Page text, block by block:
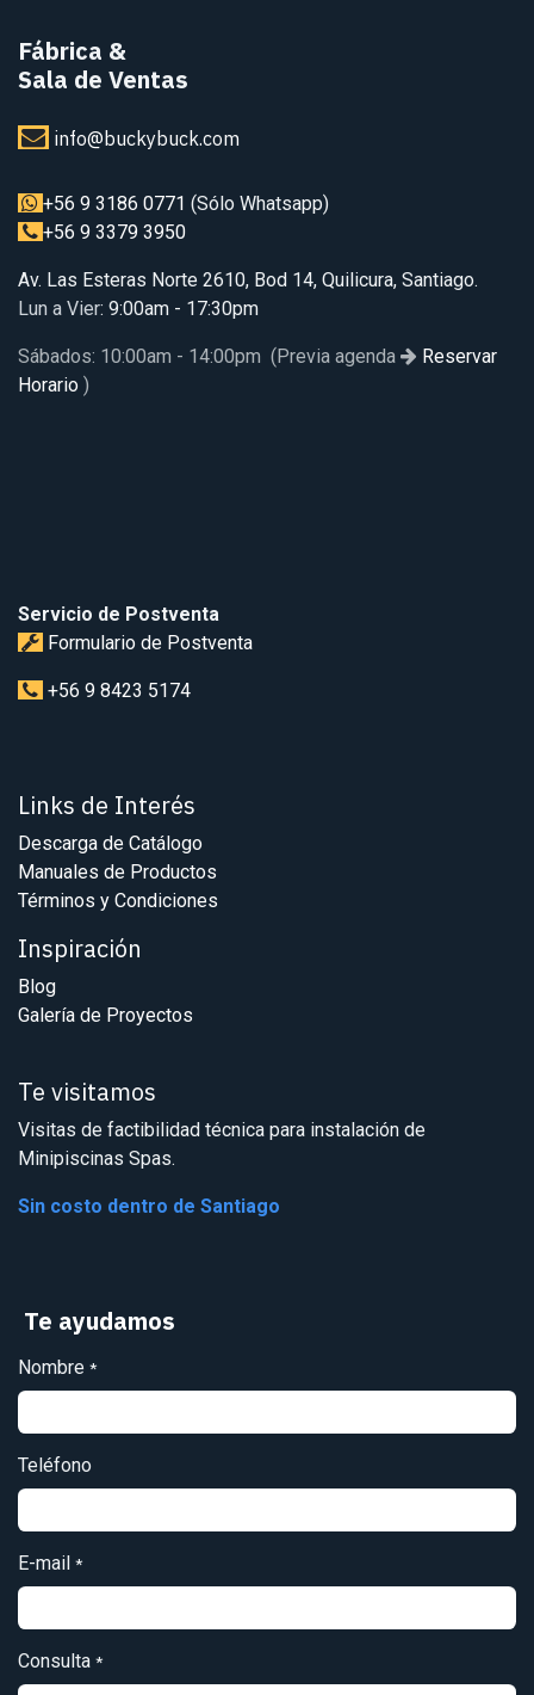
Fábrica &
Sala de Ventas
info@buckybuck.com
+56 9 3186 0771 (Sólo Whatsapp)
+56 9 3379 3950
Av. Las Esteras Norte 2610, Bod 14, Quilicura, Santiago.
Lun a Vier: 9:00am - 17:30pm
Sábados: 10:00am - 14:00pm (Previa agenda
Reservar
Horario )
Servicio de Postventa
Formulario de Postventa
+56 9 8423 5174
Links de Interés
Descarga de Catálogo
Manuales de Productos
Términos y Condiciones
Inspiración
Blog
Galería de Proyectos
Te visitamos
Visitas de factibilidad técnica para instalación de
Minipiscinas Spas.
Sin costo dentro de Santiago
Te ayudamos
Nombre *
Teléfono
E-mail *
Consulta *